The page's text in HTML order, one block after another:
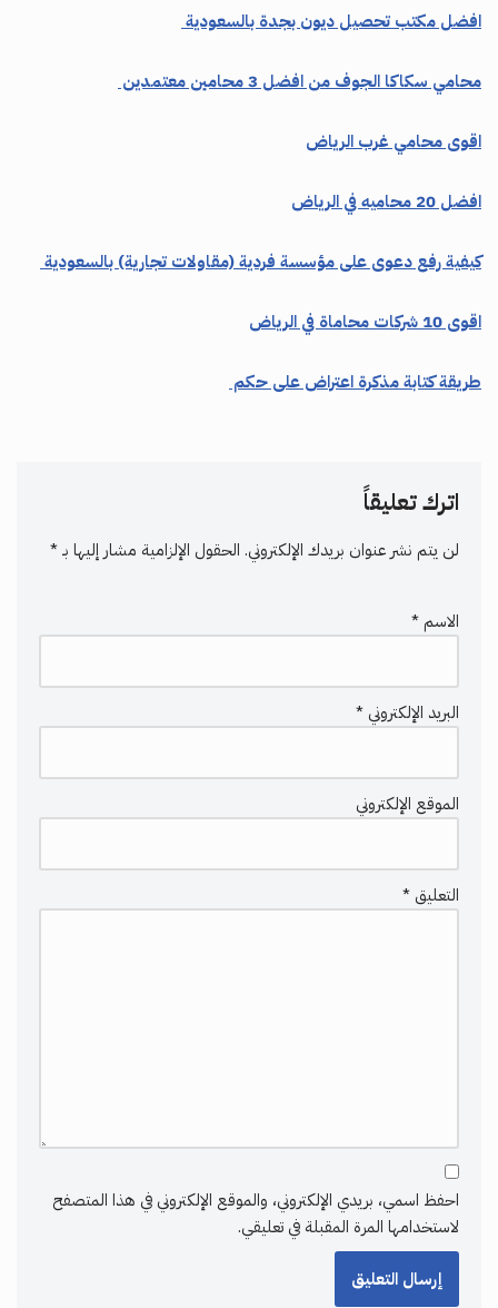
افضل مكتب تحصيل ديون بجدة بالسعودية
محامي سكاكا الجوف من افضل 3 محامين معتمدين
اقوى محامي غرب الرياض
افضل 20 محاميه في الرياض
كيفية رفع دعوى على مؤسسة فردية (مقاولات تجارية) بالسعودية
اقوى 10 شركات محاماة في الرياض
طريقة كتابة مذكرة اعتراض على حكم
اترك تعليقاً
لن يتم نشر عنوان بريدك الإلكتروني. الحقول الإلزامية مشار إليها بـ*
الاسم*
البريد الإلكتروني *
الموقع الإلكتروني
التعليق *
احفظ اسمي، بريدي الإلكتروني، والموقع الإلكتروني في هذا المتصفح
لاستخدامها المرة المقبلة في تعليقي.